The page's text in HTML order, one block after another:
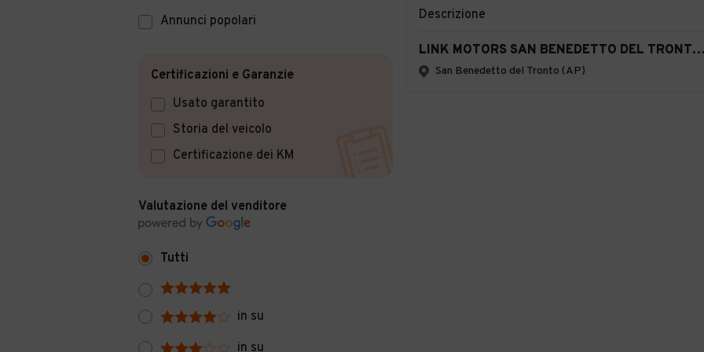
Annunci popolari
Certificazioni e Garanzie
Usato garantito
Storia del veicolo
Certificazione dei KM
Valutazione del venditore
Tutti
in su
in su
Descrizione
LINK MOTORS SAN BENEDETTO DEL TRONTO - TOP CARS
San Benedetto del Tronto (AP)